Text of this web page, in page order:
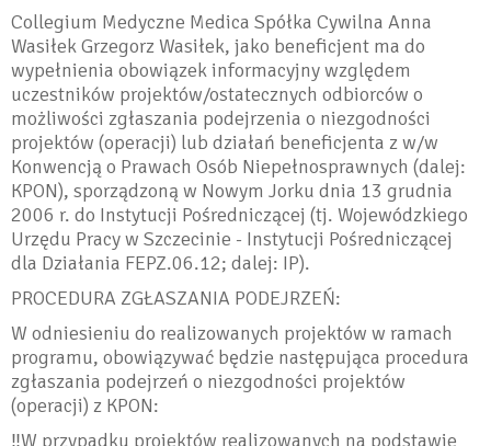
Collegium Medyczne Medica Spółka Cywilna Anna
Wasiłek Grzegorz Wasiłek, jako beneficjent ma do
wypełnienia obowiązek informacyjny względem
uczestników projektów/ostatecznych odbiorców o
możliwości zgłaszania podejrzenia o niezgodności
projektów (operacji) lub działań beneficjenta z w/w
Konwencją o Prawach Osób Niepełnosprawnych (dalej:
KPON), sporządzoną w Nowym Jorku dnia 13 grudnia
2006 r. do Instytucji Pośredniczącej (tj. Wojewódzkiego
Urzędu Pracy w Szczecinie - Instytucji Pośredniczącej
dla Działania FEPZ.06.12; dalej: IP).
PROCEDURA ZGŁASZANIA PODEJRZEŃ:
W odniesieniu do realizowanych projektów w ramach
programu, obowiązywać będzie następująca procedura
zgłaszania podejrzeń o niezgodności projektów
(operacji) z KPON:
‼️W przypadku projektów realizowanych na podstawie